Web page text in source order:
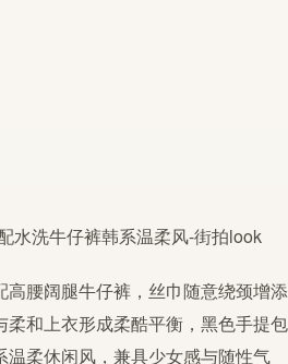
高腰阔腿牛仔裤，丝巾随意绕颈增添
柔和上衣形成柔酷平衡，黑色手提包
温柔休闲风，兼具少女感与随性气